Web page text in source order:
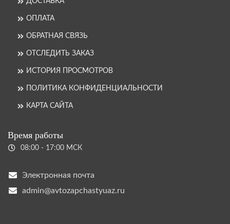
ОПЛАТА
ОБРАТНАЯ СВЯЗЬ
ОТСЛЕДИТЬ ЗАКАЗ
ИСТОРИЯ ПРОСМОТРОВ
ПОЛИТИКА КОНФИДЕНЦИАЛЬНОСТИ
КАРТА САЙТА
Время работы
08:00 - 17:00 МСК
Электронная почта
admin@avtozapchastyuaz.ru